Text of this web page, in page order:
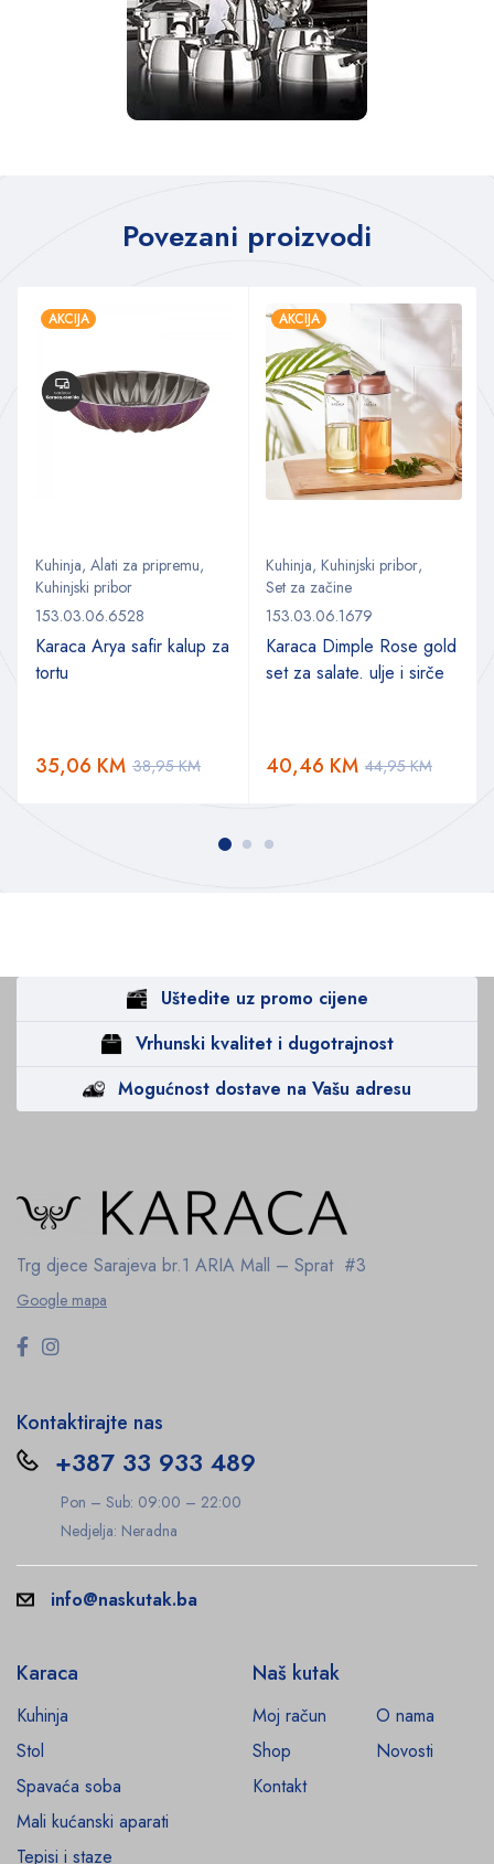
Povezani proizvodi
AKCIJA
Kuhinja, Alati za pripremu,
Kuhinjski pribor
153.03.06.6528
Karaca Arya safir kalup za
tortu
38,95KM
35,06 KM
AKCIJA
Kuhinja, Kuhinjski pribor,
Set za začine
153.03.06.1679
Karaca Dimple Rose gold
set za salate. ulje i sirče
44,95KM
40,46 KM
Uštedite uz promo cijene
Vrhunski kvalitet i dugotrajnost
Mogućnost dostave na Vašu adresu
Trg djece Sarajeva br.1 ARIA Mall – Sprat #3
Google mapa
Kontaktirajte nas
+387 33 933 489
Pon – Sub: 09:00 – 22:00
Nedjelja: Neradna
info@naskutak.ba
Karaca
Kuhinja
Stol
Spavaća soba
Mali kućanski aparati
Tepisi i staze
Naš kutak
Moj račun
O nama
Shop
Novosti
Kontakt